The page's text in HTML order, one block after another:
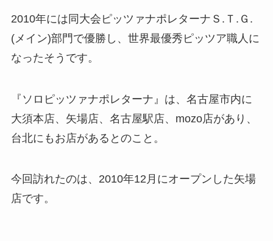
2010年には同大会ピッツァナポレターナＳ.Ｔ.Ｇ.
(メイン)部門で優勝し、世界最優秀ピッツア職人に
なったそうです。
『ソロピッツァナポレターナ』は、名古屋市内に
大須本店、矢場店、名古屋駅店、mozo店があり、
台北にもお店があるとのこと。
今回訪れたのは、2010年12月にオープンした矢場
店です。